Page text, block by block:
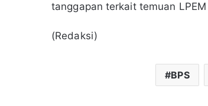
tanggapan terkait temuan LPEM
(Redaksi)
BPS